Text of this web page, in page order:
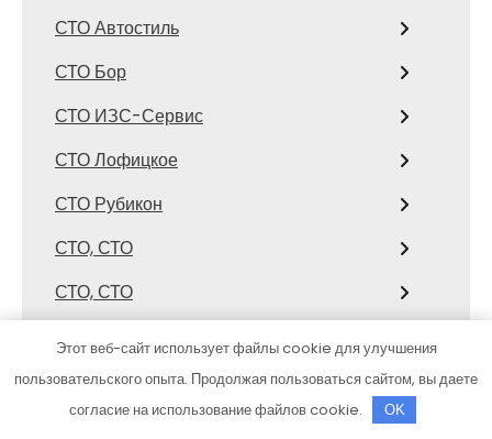
СТО Автостиль
СТО Бор
СТО ИЗС-Сервис
СТО Лофицкое
СТО Рубикон
СТО, СТО
СТО, СТО
Страйк
Стрелец, сауна
Студенческий, торгово-спортивный
Этот веб-сайт использует файлы cookie для улучшения
пользовательского опыта. Продолжая пользоваться сайтом, вы даете
согласие на использование файлов cookie.
OK